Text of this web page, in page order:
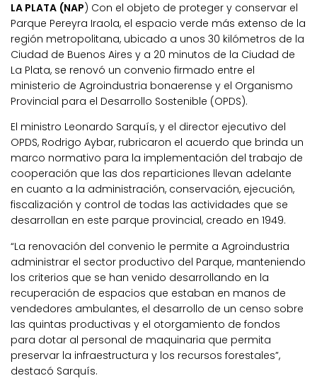
LA PLATA (NAP) Con el objeto de proteger y conservar el
Parque Pereyra Iraola, el espacio verde más extenso de la
región metropolitana, ubicado a unos 30 kilómetros de la
Ciudad de Buenos Aires y a 20 minutos de la Ciudad de
La Plata, se renovó un convenio firmado entre el
ministerio de Agroindustria bonaerense y el Organismo
Provincial para el Desarrollo Sostenible (OPDS).
El ministro Leonardo Sarquís, y el director ejecutivo del
OPDS, Rodrigo Aybar, rubricaron el acuerdo que brinda un
marco normativo para la implementación del trabajo de
cooperación que las dos reparticiones llevan adelante
en cuanto a la administración, conservación, ejecución,
fiscalización y control de todas las actividades que se
desarrollan en este parque provincial, creado en 1949.
“La renovación del convenio le permite a Agroindustria
administrar el sector productivo del Parque, manteniendo
los criterios que se han venido desarrollando en la
recuperación de espacios que estaban en manos de
vendedores ambulantes, el desarrollo de un censo sobre
las quintas productivas y el otorgamiento de fondos
para dotar al personal de maquinaria que permita
preservar la infraestructura y los recursos forestales”,
destacó Sarquís.